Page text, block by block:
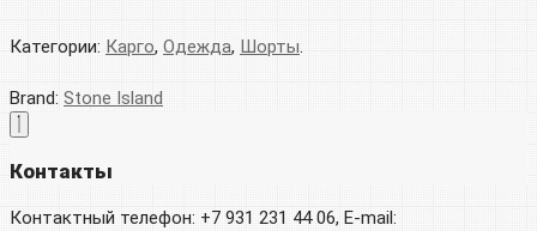
Категории: Карго, Одежда, Шорты.
Brand: Stone Island
Контакты
Контактный телефон: +7 931 231 44 06, E-mail: